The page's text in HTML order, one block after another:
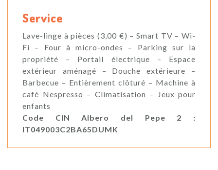
Service
Lave-linge à pièces (3,00 €) – Smart TV – Wi-
Fi – Four à micro-ondes – Parking sur la
propriété – Portail électrique – Espace
extérieur aménagé – Douche extérieure –
Barbecue – Entièrement clôturé – Machine à
café Nespresso – Climatisation – Jeux pour
enfants
Code CIN Albero del Pepe 2 :
IT049003C2BA65DUMK